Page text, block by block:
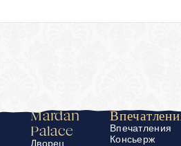
Mardan
Palace
Дворец
Впечатления
Консьерж